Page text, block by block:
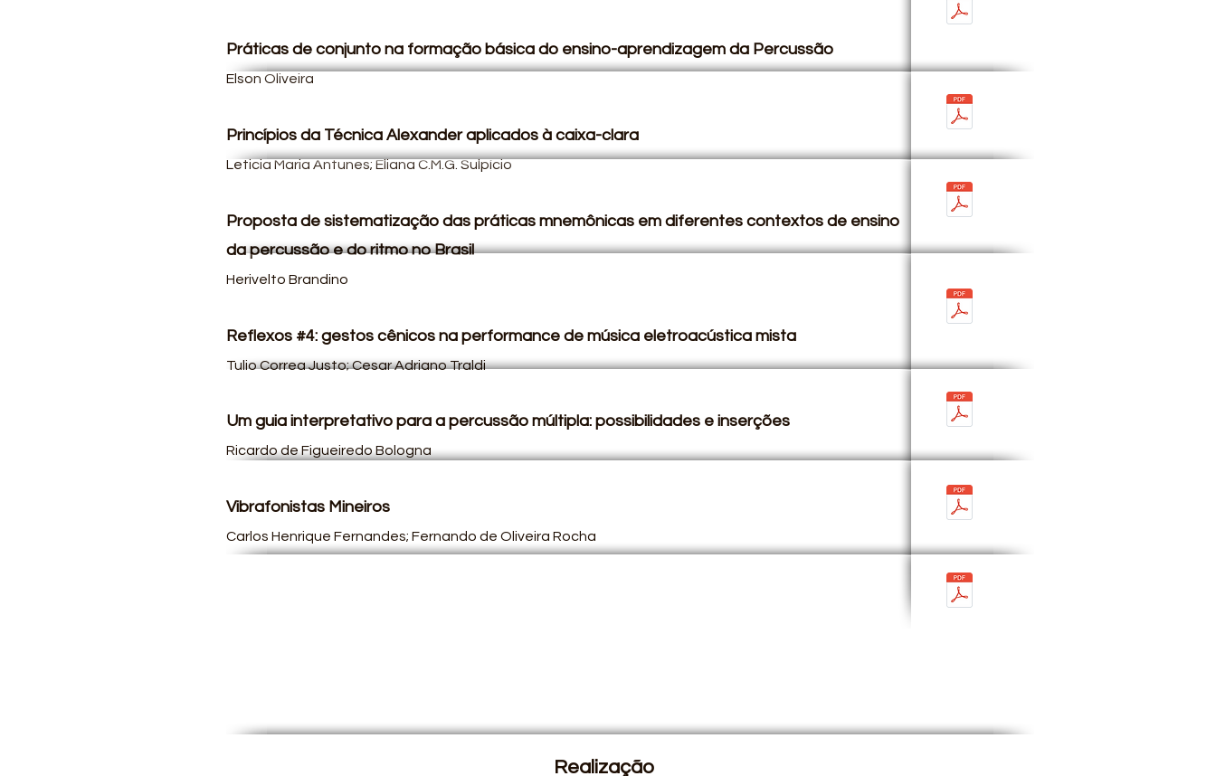
Práticas de conjunto na formação básica do ensino-aprendizagem da Percussão
Elson Oliveira
Princípios da Técnica Alexander aplicados à caixa-clara
Leticia Maria Antunes; Eliana C.M.G. Sulpício
Proposta de sistematização das práticas mnemônicas em diferentes contextos de ensino
da percussão e do ritmo no Brasil
Herivelto Brandino
Reflexos #4: gestos cênicos na performance de música eletroacústica mista
Tulio Correa Justo; Cesar Adriano Traldi
Um guia interpretativo para a percussão múltipla: possibilidades e inserções
Ricardo de Figueiredo Bologna
Vibrafonistas Mineiros
Carlos Henrique Fernandes; Fernando de Oliveira Rocha
Realização